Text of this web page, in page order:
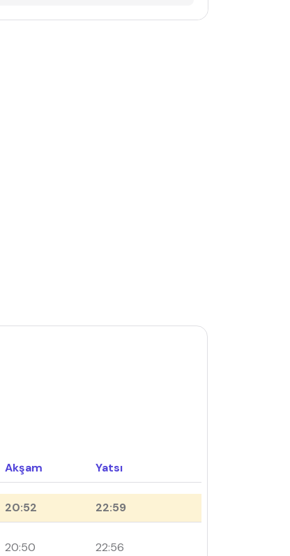
Akşam Yatsı
20:52 22:59
20:50 22:56